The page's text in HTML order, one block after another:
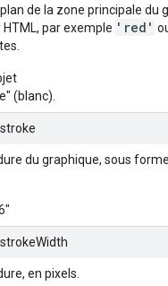
de la zone principale du
par exemple 'red'
(blanc).
du graphique, sous
en pixels.